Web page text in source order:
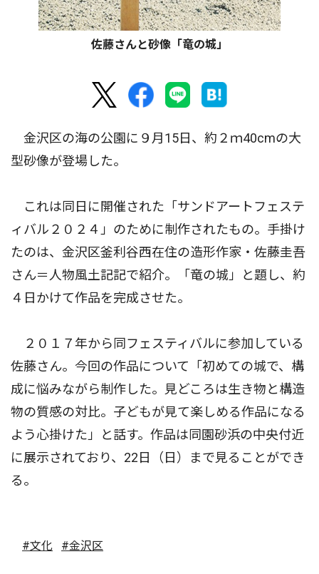
佐藤さんと砂像「竜の城」
金沢区の海の公園に９月15日、約２ｍ40cmの大
型砂像が登場した。
これは同日に開催された「サンドアートフェステ
ィバル２０２４」のために制作されたもの。手掛け
たのは、金沢区釜利谷西在住の造形作家・佐藤圭吾
さん＝人物風土記記で紹介。「竜の城」と題し、約
４日かけて作品を完成させた。
２０１７年から同フェスティバルに参加している
佐藤さん。今回の作品について「初めての城で、構
成に悩みながら制作した。見どころは生き物と構造
物の質感の対比。子どもが見て楽しめる作品になる
よう心掛けた」と話す。作品は同園砂浜の中央付近
に展示されており、22日（日）まで見ることができ
る。
#文化 #金沢区